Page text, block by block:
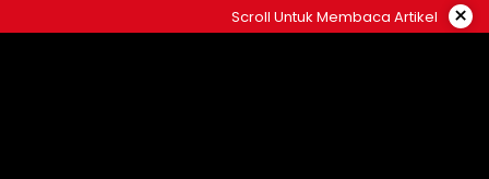
to
Scroll Untuk Membaca Artikel ×